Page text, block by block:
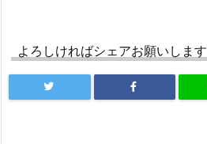
よろしければシェアお願いします